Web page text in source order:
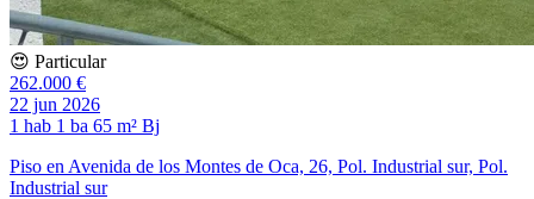
😍 Particular
262.000 €
22 jun 2026
1 hab 1 ba 65 m² Bj
Piso en Avenida de los Montes de Oca, 26, Pol. Industrial sur, Pol.
Industrial sur